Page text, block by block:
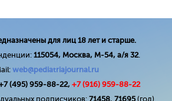
для лиц 18 лет и старше.
115054, Москва, М-54, а/я 32.
web@pediatriajournal.ru
(495) 959-88-22, +7 (916) 959-88-22
подписчиков: 71458, 71695(год)